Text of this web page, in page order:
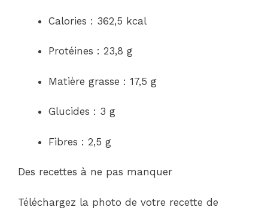
Calories : 362,5 kcal
Protéines : 23,8 g
Matière grasse : 17,5 g
Glucides : 3 g
Fibres : 2,5 g
Des recettes à ne pas manquer
Téléchargez la photo de votre recette de